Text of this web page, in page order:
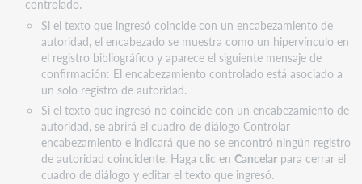
controlado.
Si el texto que ingresó coincide con un encabezamiento de
autoridad, el encabezado se muestra como un hipervínculo en
el registro bibliográfico y aparece el siguiente mensaje de
confirmación: El encabezamiento controlado está asociado a
un solo registro de autoridad.
Si el texto que ingresó no coincide con un encabezamiento de
autoridad, se abrirá el cuadro de diálogo Controlar
encabezamiento e indicará que no se encontró ningún registro
de autoridad coincidente. Haga clic en Cancelarpara cerrar el
cuadro de diálogo y editar el texto que ingresó.